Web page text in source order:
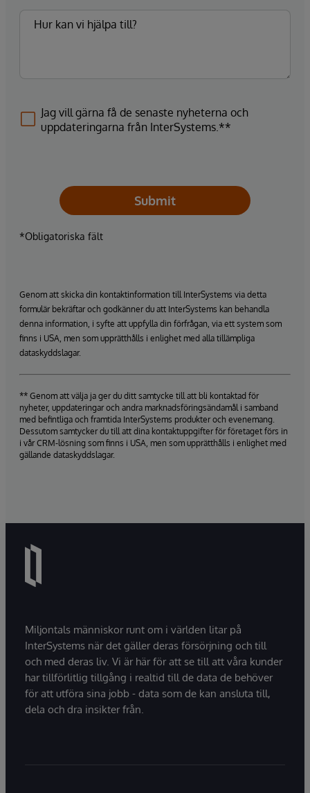
Jag vill gärna få de senaste nyheterna och
uppdateringarna från InterSystems.**
Submit
*Obligatoriska fält
Genom att skicka din kontaktinformation till InterSystems via detta
formulär bekräftar och godkänner du att InterSystems kan behandla
denna information, i syfte att uppfylla din förfrågan, via ett system som
finns i USA, men som upprätthålls i enlighet med alla tillämpliga
dataskyddslagar.
** Genom att välja ja ger du ditt samtycke till att bli kontaktad för
nyheter, uppdateringar och andra marknadsföringsändamål i samband
med befintliga och framtida InterSystems produkter och evenemang.
Dessutom samtycker du till att dina kontaktuppgifter för företaget förs in
i vår CRM-lösning som finns i USA, men som upprätthålls i enlighet med
gällande dataskyddslagar.
Miljontals människor runt om i världen litar på
InterSystems när det gäller deras försörjning och till
och med deras liv. Vi är här för att se till att våra kunder
har tillförlitlig tillgång i realtid till de data de behöver
för att utföra sina jobb - data som de kan ansluta till,
dela och dra insikter från.